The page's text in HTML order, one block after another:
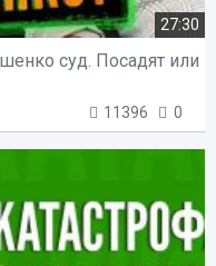
27:30
суд. Посадят или
11396 0